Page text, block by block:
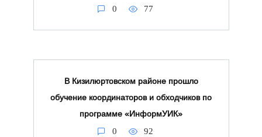
0 77
В Кизилюртовском районе прошло
обучение координаторов и обходчиков по
программе «ИнформУИК»
0 92